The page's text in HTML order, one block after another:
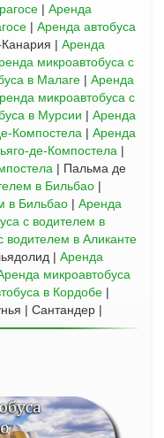
| Аренда
| Аренда автобуса
| Аренда
микроавтобуса с
в Малаге | Аренда
микроавтобуса с
в Мурсии | Аренда
Компостела | Аренда
де-Компостела |
| Пальма де
в Бильбао |
в Бильбао | Аренда
с водителем в
водителем в Аликанте
| Аренда
микроавтобуса
в Кордобе |
| Сантандер |